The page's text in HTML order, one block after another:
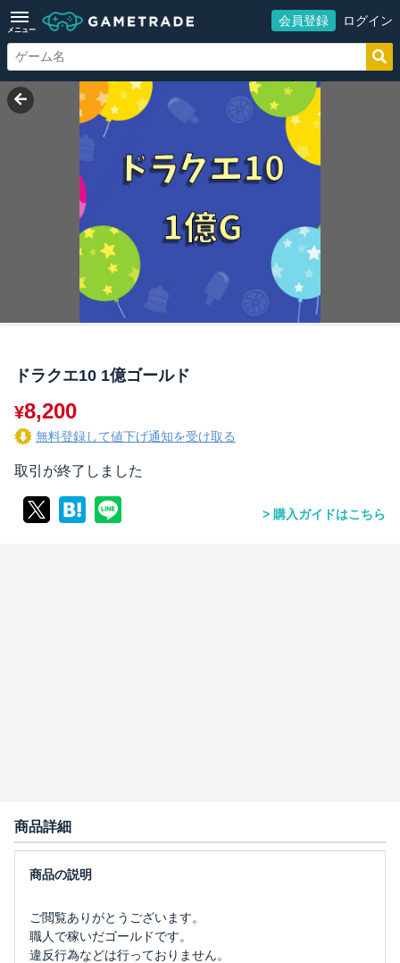
メニュー
会員登録 ログイン
ドラクエ10 1億ゴールド
¥8,200
無料登録して値下げ通知を受け取る
取引が終了しました
購入ガイドはこちら
商品詳細
ご閲覧ありがとうございます。
職人で稼いだゴールドです。
違反行為などは行っておりません。